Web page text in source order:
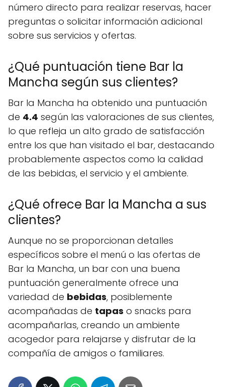
número directo para realizar reservas, hacer
preguntas o solicitar información adicional
sobre sus servicios y ofertas.
¿Qué puntuación tiene Bar la
Mancha según sus clientes?
Bar la Mancha ha obtenido una puntuación
de 4.4 según las valoraciones de sus clientes,
lo que refleja un alto grado de satisfacción
entre los que han visitado el bar, destacando
probablemente aspectos como la calidad
de las bebidas, el servicio y el ambiente.
¿Qué ofrece Bar la Mancha a sus
clientes?
Aunque no se proporcionan detalles
específicos sobre el menú o las ofertas de
Bar la Mancha, un bar con una buena
puntuación generalmente ofrece una
variedad de bebidas, posiblemente
acompañadas de tapas o snacks para
acompañarlas, creando un ambiente
acogedor para relajarse y disfrutar de la
compañía de amigos o familiares.